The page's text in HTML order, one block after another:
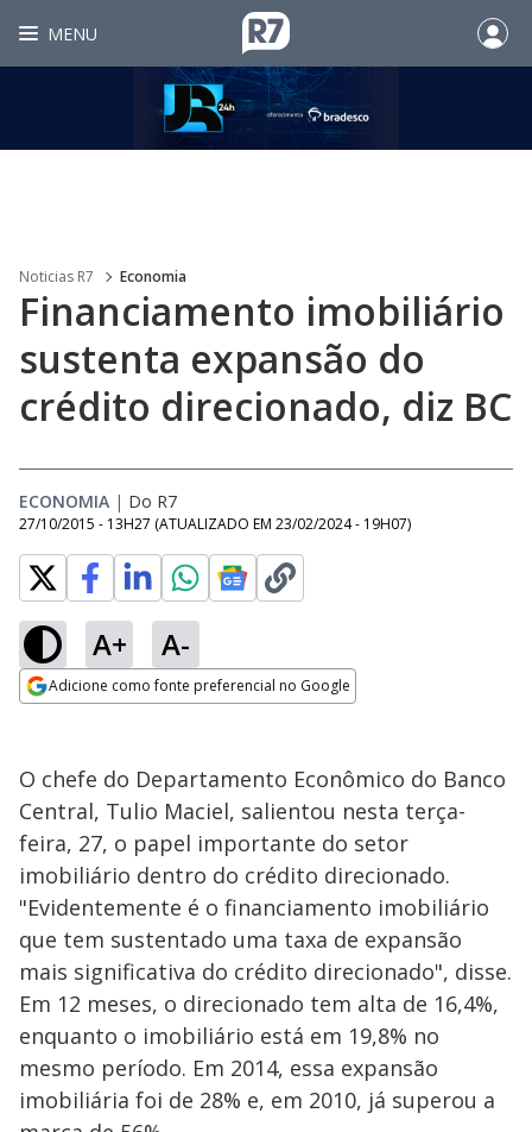
MENU
Noticias R7 Economia
Financiamento imobiliário
sustenta expansão do
crédito direcionado, diz BC
ECONOMIA | Do R7
27/10/2015 - 13H27 (ATUALIZADO EM 23/02/2024 - 19H07)
A+ A-
Adicione como fonte preferencial no Google
O chefe do Departamento Econômico do Banco
Central, Tulio Maciel, salientou nesta terça-
feira, 27, o papel importante do setor
imobiliário dentro do crédito direcionado.
"Evidentemente é o financiamento imobiliário
que tem sustentado uma taxa de expansão
mais significativa do crédito direcionado", disse.
Em 12 meses, o direcionado tem alta de 16,4%,
enquanto o imobiliário está em 19,8% no
mesmo período. Em 2014, essa expansão
imobiliária foi de 28% e, em 2010, já superou a